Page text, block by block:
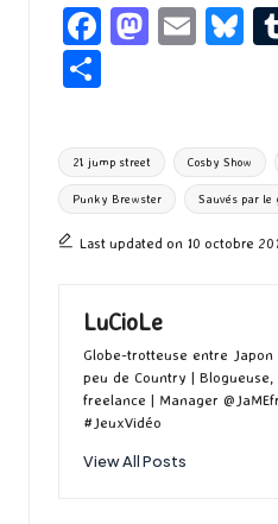
Fa
o
o
k
M
d
o
n
E
l
Bl
ta
g
er
Tags:
21 jump street Cosby Show
Punky Brewster Sauvés par le
Last updated on 10 octobre
LuCioLe
Globe-trotteuse entre
peu de Country |
freelance | Manager
#JeuxVidéo
View All Posts